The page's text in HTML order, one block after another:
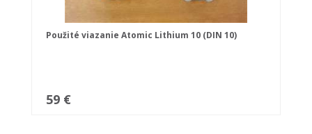
Použité viazanie Atomic Lithium 10 (DIN 10)
59 €